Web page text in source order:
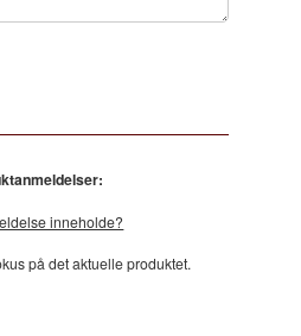
inneholde?
på det aktuelle produktet.